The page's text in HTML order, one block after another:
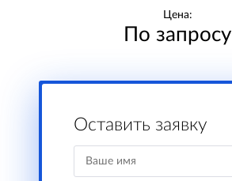
Цена:
По запросу
Оставить заявку